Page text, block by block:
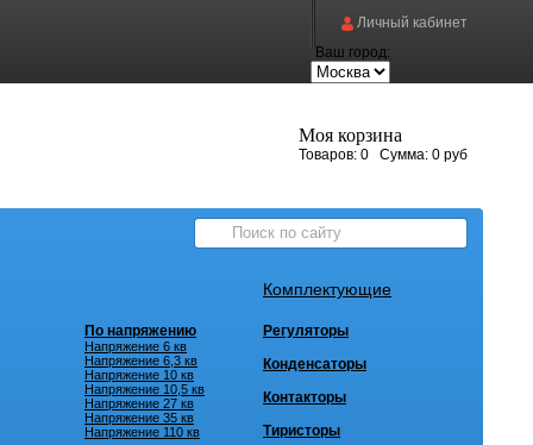
Личный кабинет
Ваш город:
Моя корзина
Товаров: 0 Сумма: 0 руб
По напряжению
Напряжение 6 кв
Напряжение 6,3 кв
Напряжение 10 кв
Напряжение 10,5 кв
Напряжение 27 кв
Напряжение 35 кв
Напряжение 110 кв
Комплектующие
Регуляторы
Конденсаторы
Контакторы
Тиристоры